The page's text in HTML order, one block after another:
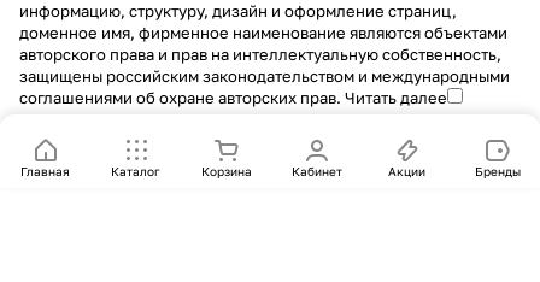
Главная Каталог Корзина Кабинет Акции Бренды
информацию, структуру, дизайн и оформление страниц,
доменное имя, фирменное наименование являются объектами
авторского права и прав на интеллектуальную собственность,
защищены российским законодательством и международными
соглашениями об охране авторских прав. Читать далее